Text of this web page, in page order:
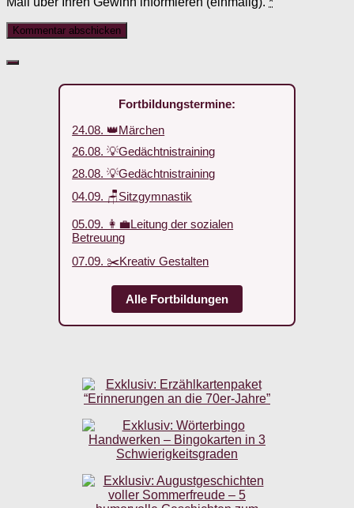
Fortbildungstermine:
24.08. 👑Märchen
26.08. 💡Gedächtnistraining
28.08. 💡Gedächtnistraining
04.09. 🪑Sitzgymnastik
05.09. 👩‍💼Leitung der sozialen
Betreuung
07.09. ✂️Kreativ Gestalten
Alle Fortbildungen